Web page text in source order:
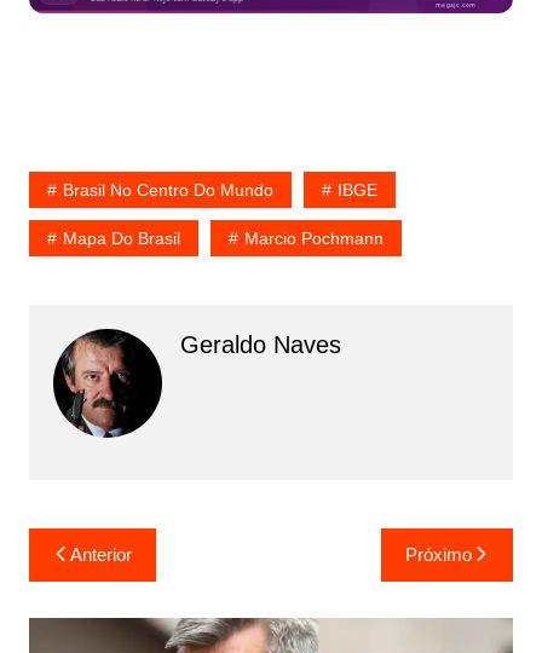
Brasil No Centro Do Mundo IBGE
Mapa Do Brasil Marcio Pochmann
Geraldo Naves
Navegação
de
Post
Anterior Próximo